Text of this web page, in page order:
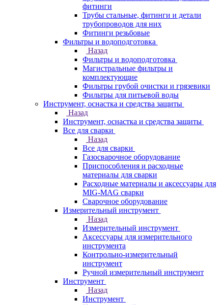
фитинги
Трубы стальные, фитинги и детали
трубопроводов для них
Фитинги резьбовые
Фильтры и водоподготовка
Назад
Фильтры и водоподготовка
Магистральные фильтры и
комплектующие
Фильтры грубой очистки и грязевики
Фильтры для питьевой воды
Инструмент, оснастка и средства защиты
Назад
Инструмент, оснастка и средства защиты
Все для сварки
Назад
Все для сварки
Газосварочное оборудование
Приспособления и расходные
материалы для сварки
Расходные материалы и аксессуары для
MIG-MAG сварки
Сварочное оборудование
Измерительный инструмент
Назад
Измерительный инструмент
Аксессуары для измерительного
инструмента
Контрольно-измерительный
инструмент
Ручной измерительный инструмент
Инструмент
Назад
Инструмент